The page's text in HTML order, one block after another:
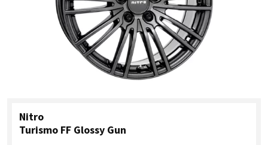
Nitro
Turismo FF Glossy Gun